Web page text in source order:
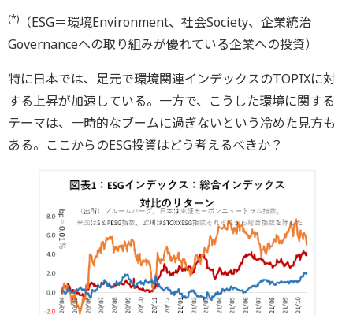
(*)
（ESG＝環境Environment、社会Society、企業統治
Governanceへの取り組みが優れている企業への投資）
特に日本では、足元で環境関連インデックスのTOPIXに対
する上昇が加速している。一方で、こうした環境に関する
テーマは、一時的なブームに過ぎないという冷めた見方も
ある。ここからのESG投資はどう考えるべきか？